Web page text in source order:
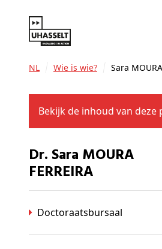
NL Wie is wie? Sara
Bekijk de inhoud van deze
Dr. Sara MOURA
FERREIRA
Doctoraatsbursaal